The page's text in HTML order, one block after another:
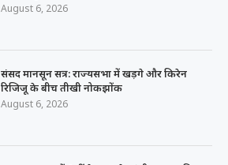
August 6, 2026
संसद मानसून सत्र: राज्यसभा में खड़गे और किरेन
रिजिजू के बीच तीखी नोकझोंक
August 6, 2026